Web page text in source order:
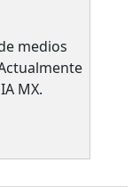
medios
MX.